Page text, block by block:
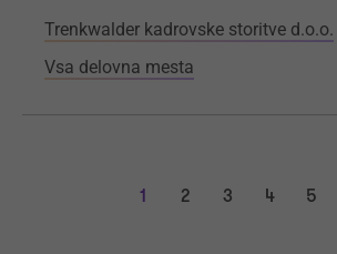
Trenkwalder kadrovske storitve d.o.o.
Vsa delovna mesta
1 2 3 4
5